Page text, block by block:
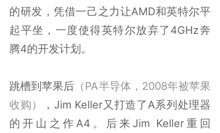
的研发，凭借一己之力让AMD和英特尔平
起平坐，一度使得英特尔放弃了4GHz奔
腾4的开发计划。
跳槽到苹果后 （PA半导体，2008年被苹果
收购）
，Jim Keller又打造了A系列处理器
的开山之作A4。后来Jim Keller重回